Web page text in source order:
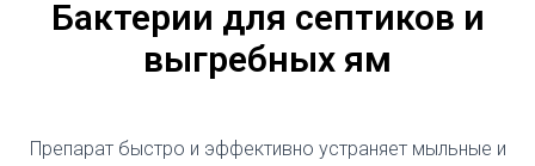
Бактерии для септиков и
выгребных ям
Препарат быстро и эффективно устраняет мыльные и